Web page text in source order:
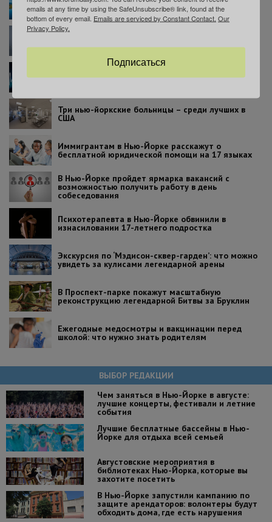
шаров: это зрелище стоит увидеть хотя бы раз в
жизни
побывать на Richmond County Fair
что нужно знать пациентам
Три нью-йоркские больницы – среди лучших в
США
Иммигрантам в Нью-Йорке расскажут о
бесплатной юридической помощи на 17 языках
В Нью-Йорке пройдет ярмарка вакансий с
возможностью получить работу в день
собеседования
Психотерапевта в Нью-Йорке обвинили в
изнасиловании 17-летнего подростка
Экскурсия по ‘Мэдисон-сквер-гарден’: что можно
увидеть за кулисами легендарной арены
В Проспект-парке покажут масштабную
реконструкцию легендарной Битвы за Бруклин
Ежегодные медосмотры и вакцинации перед
школой: что нужно знать родителям
ВЫБОР РЕДАКЦИИ
Чем заняться в Нью-Йорке в августе:
лучшие концерты, фестивали и летние
события
Лучшие бесплатные бассейны в Нью-
Йорке для отдыха всей семьей
Августовские мероприятия в
библиотеках Нью-Йорка, которые вы
захотите посетить
В Нью-Йорке запустили кампанию по
защите арендаторов: волонтеры будут
обходить дома, где есть нарушения
emails at any time by using the SafeUnsubscribe® link, found at the
bottom of every email. Emails are serviced by Constant Contact. Our
Privacy Policy.
Подписаться